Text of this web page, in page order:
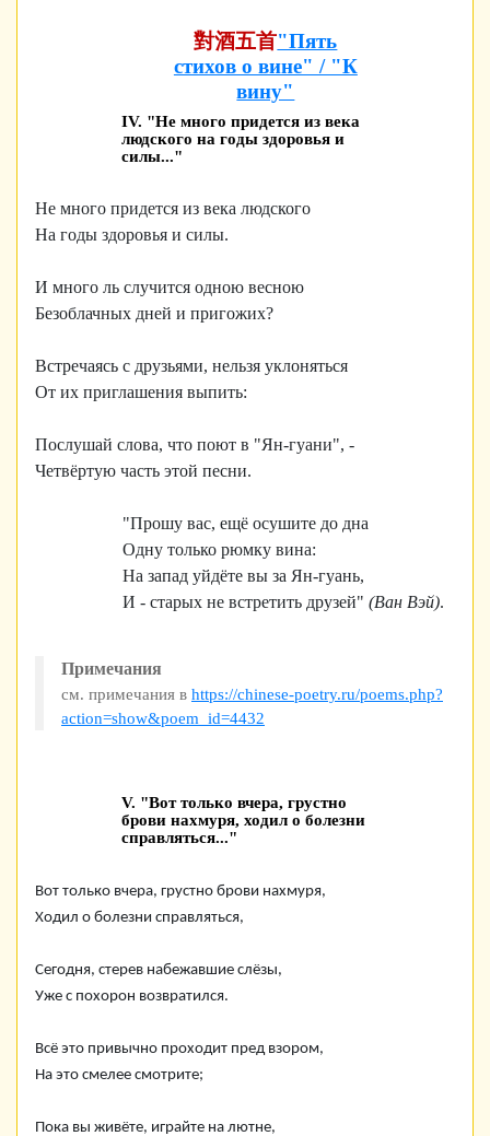
對酒五首"Пять
стихов о вине" / "К
вину"
IV. "Не много придется из века
людского на годы здоровья и
силы..."
Не много придется из века людского
На годы здоровья и силы.
И много ль случится одною весною
Безоблачных дней и пригожих?
Встречаясь с друзьями, нельзя уклоняться
От их приглашения выпить:
Послушай слова, что поют в "Ян-гуани", -
Четвёртую часть этой песни.
"Прошу вас, ещё осушите до дна
Одну только рюмку вина:
На запад уйдёте вы за Ян-гуань,
И - старых не встретить друзей" (Ван Вэй).
Примечания
см. примечания в https://chinese-poetry.ru/poems.php?
action=show&poem_id=4432
V. "Вот только вчера, грустно
брови нахмуря, ходил о болезни
справляться..."
Вот только вчера, грустно брови нахмуря,
Ходил о болезни справляться,
Сегодня, стерев набежавшие слёзы,
Уже с похорон возвратился.
Всё это привычно проходит пред взором,
На это смелее смотрите;
Пока вы живёте, играйте на лютне,